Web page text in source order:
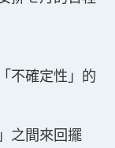
不確定性」的
之間來回擺